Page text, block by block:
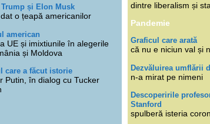
Trump și Elon Musk
o țeapă americanilor
american
UE și imixtiunile în alegerile
și Moldova
care a făcut istorie
Putin, în dialog cu Tucker
dintre liberalism și
Pandemie
Graficul care arată
că nu e niciun val și
Dezvăluirea umflării
n-a mirat pe nimeni
Descoperirile
Stanford
spulberă isteria